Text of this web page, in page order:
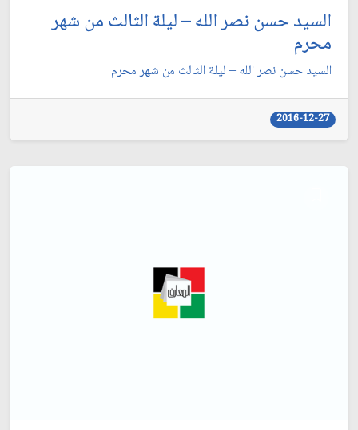
السيد حسن نصر الله – ليلة الثالث من شهر
محرم
السيد حسن نصر الله – ليلة الثالث من شهر محرم
2016-12-27